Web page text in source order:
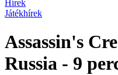
Hírek
Játékhírek
Assassin's
Russia - 9